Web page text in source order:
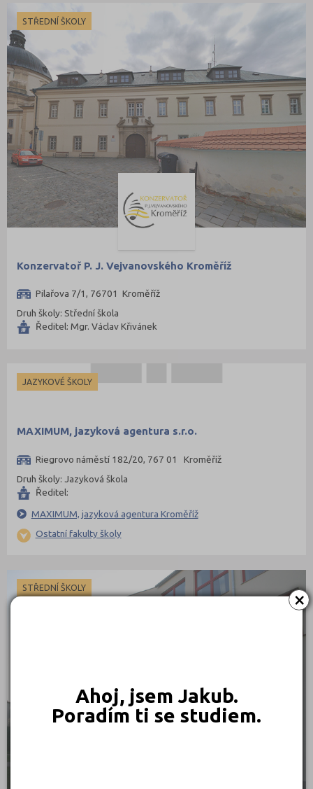
×
Ahoj, jsem Jakub.
Poradím ti se studiem.
STŘEDNÍ ŠKOLY
Konzervatoř P. J. Vejvanovského Kroměříž
Pilařova 7/1, 76701 Kroměříž
Druh školy: Střední škola
Ředitel: Mgr. Václav Křivánek
JAZYKOVÉ ŠKOLY
MAXIMUM, jazyková agentura s.r.o.
Riegrovo náměstí 182/20, 767 01 Kroměříž
Druh školy: Jazyková škola
Ředitel:
MAXIMUM, jazyková agentura Kroměříž
Ostatní fakulty školy
STŘEDNÍ ŠKOLY